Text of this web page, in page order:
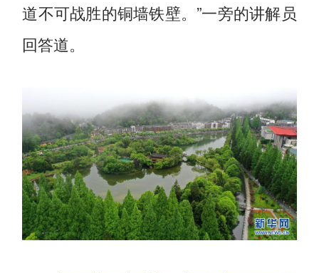
道不可战胜的铜墙铁壁。”一旁的讲解员
回答道。